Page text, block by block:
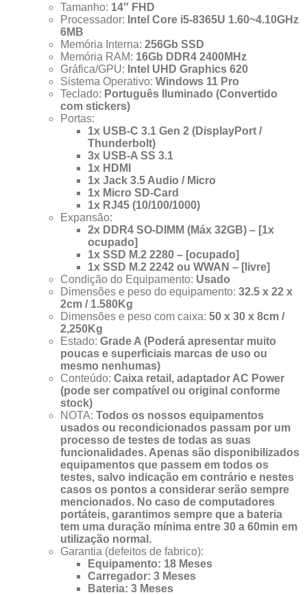
Tamanho: 14″ FHD
Processador: Intel Core i5-8365U 1.60~4.10GHz
6MB
Memória Interna: 256Gb SSD
Memória RAM: 16Gb DDR4 2400MHz
Gráfica/GPU: Intel UHD Graphics 620
Sistema Operativo: Windows 11 Pro
Teclado: Português Iluminado (Convertido
com stickers)
Portas:
1x USB-C 3.1 Gen 2 (DisplayPort /
Thunderbolt)
3x USB-A SS 3.1
1x HDMI
1x Jack 3.5 Audio / Micro
1x Micro SD-Card
1x RJ45 (10/100/1000)
Expansão:
2x DDR4 SO-DIMM (Máx 32GB) – [1x
ocupado]
1x SSD M.2 2280 – [ocupado]
1x SSD M.2 2242 ou WWAN – [livre]
Condição do Equipamento: Usado
Dimensões e peso do equipamento: 32.5 x 22 x
2cm / 1.580Kg
Dimensões e peso com caixa: 50 x 30 x 8cm /
2,250Kg
Estado: Grade A (Poderá apresentar muito
poucas e superficiais marcas de uso ou
mesmo nenhumas)
Conteúdo: Caixa retail, adaptador AC Power
(pode ser compatível ou original conforme
stock)
NOTA: Todos os nossos equipamentos
usados ou recondicionados passam por um
processo de testes de todas as suas
funcionalidades. Apenas são disponibilizados
equipamentos que passem em todos os
testes, salvo indicação em contrário e nestes
casos os pontos a considerar serão sempre
mencionados. No caso de computadores
portáteis, garantimos sempre que a bateria
tem uma duração mínima entre 30 a 60min em
utilização normal.
Garantia (defeitos de fabrico):
Equipamento: 18 Meses
Carregador: 3 Meses
Bateria: 3 Meses